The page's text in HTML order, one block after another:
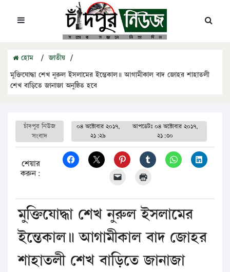
হোম / জাতীয় /
মুক্তিযোদ্ধা শেখ নুরুল ইসলামের ইন্তেকাল॥ আগামীকাল বাদ জোহর শাহাতলী
শেখ বাড়িতে জানাজা অনুষ্ঠিত হবে
চাঁদপুর নিউজ
সংবাদ
০৪ অক্টোবার ২০১৭,
২১:২৯
আপডেটঃ০৪ অক্টোবার ২০১৭,
২১:৩০
শেয়ার
করুন:
মুক্তিযোদ্ধা শেখ নুরুল ইসলামের
ইন্তেকাল॥ আগামীকাল বাদ জোহর
শাহাতলী শেখ বাড়িতে জানাজা